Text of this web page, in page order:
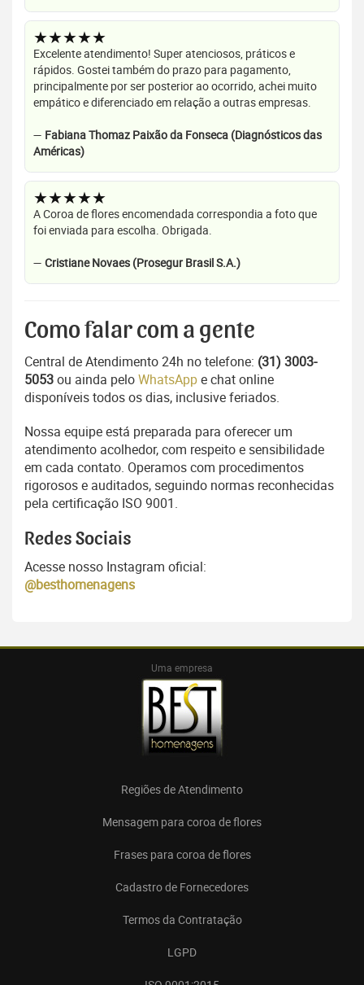
★★★★★
Excelente atendimento! Super atenciosos, práticos e
rápidos. Gostei também do prazo para pagamento,
principalmente por ser posterior ao ocorrido, achei muito
empático e diferenciado em relação a outras empresas.
— Fabiana Thomaz Paixão da Fonseca (Diagnósticos das
Américas)
★★★★★
A Coroa de flores encomendada correspondia a foto que
foi enviada para escolha. Obrigada.
— Cristiane Novaes (Prosegur Brasil S.A.)
Como falar com a gente
Central de Atendimento 24h no telefone: (31) 3003-
5053ou ainda peloWhatsAppe chat online
disponíveis todos os dias, inclusive feriados.
Nossa equipe está preparada para oferecer um
atendimento acolhedor, com respeito e sensibilidade
em cada contato. Operamos com procedimentos
rigorosos e auditados, seguindo normas reconhecidas
pela certificação ISO 9001.
Redes Sociais
Acesse nosso Instagram oficial:
@besthomenagens
Uma empresa
Regiões de Atendimento
Mensagem para coroa de flores
Frases para coroa de flores
Cadastro de Fornecedores
Termos da Contratação
LGPD